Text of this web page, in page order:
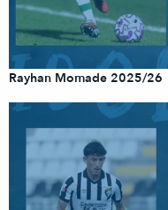
Rayhan Momade 2025/26